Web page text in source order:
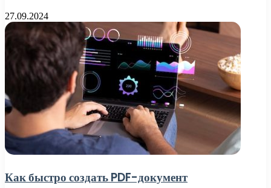
27.09.2024
Как быстро создать PDF-документ